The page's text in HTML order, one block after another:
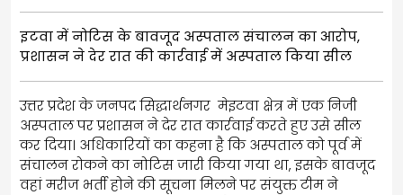
इटवा में नोटिस के बावजूद अस्पताल संचालन का आरोप,
प्रशासन ने देर रात की कार्रवाई में अस्पताल किया सील
उत्तर प्रदेश के जनपद सिद्धार्थनगर मेइटवा क्षेत्र में एक निजी
अस्पताल पर प्रशासन ने देर रात कार्रवाई करते हुए उसे सील
कर दिया। अधिकारियों का कहना है कि अस्पताल को पूर्व में
संचालन रोकने का नोटिस जारी किया गया था, इसके बावजूद
वहां मरीज भर्ती होने की सूचना मिलने पर संयुक्त टीम ने